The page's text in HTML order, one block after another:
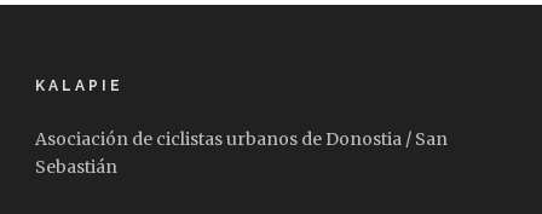
KALAPIE
Asociación de ciclistas urbanos de Donostia / San
Sebastián